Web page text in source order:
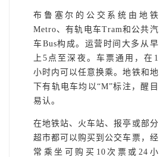
布鲁塞尔的公交系统由地铁
Metro、有轨电车Tram和公共汽
车Bus构成。运营时间大多从早
上5点至深夜。车票通用，在1
小时内可以任意换乘。地铁和地
下有轨电车均以“M”标注，醒目
易认。
在地铁站、火车站、报亭或部分
超市都可以购买到公交车票，经
常乘坐可购买10次票或24小